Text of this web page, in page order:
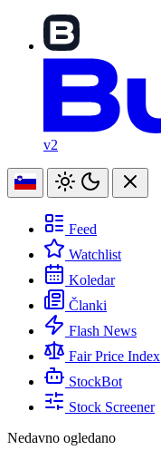
v2
Feed
Watchlist
Koledar
Članki
Flash News
Fair Price Index
StockBot
Stock Screener
Nedavno ogledano